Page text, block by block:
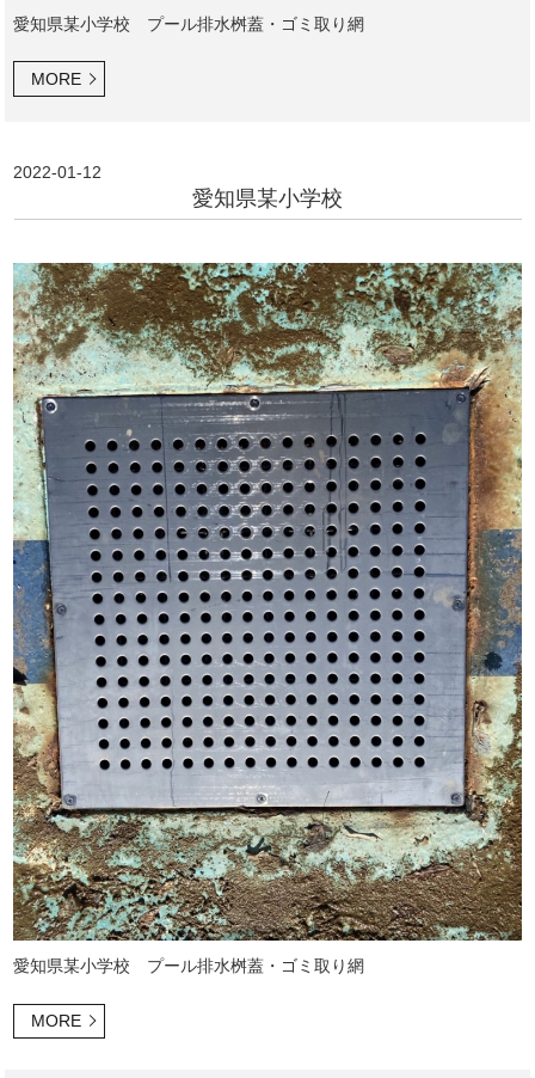
愛知県某小学校 プール排水桝蓋・ゴミ取り網
MORE
2022-01-12
愛知県某小学校
愛知県某小学校 プール排水桝蓋・ゴミ取り網
MORE